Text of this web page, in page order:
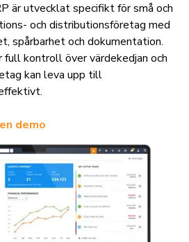
är utvecklat specifikt för små och
och distributionsföretag med
spårbarhet och dokumentation.
kontroll över värdekedjan och
kan leva upp till
demo